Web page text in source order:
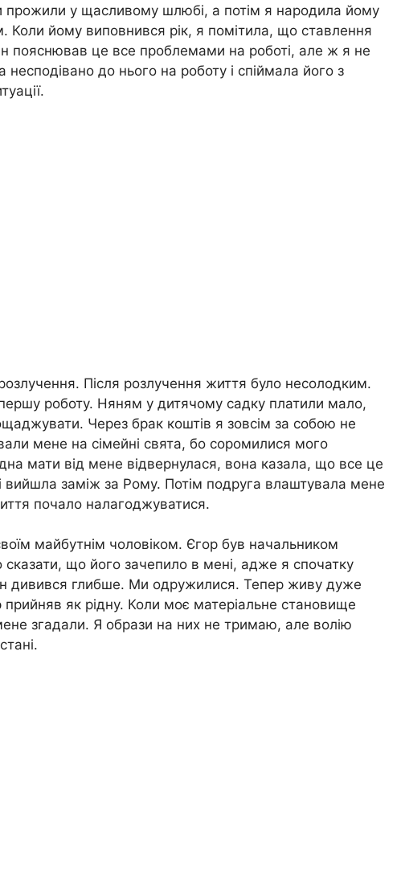
прожили у щасливому шлюбі, а потім я народила йому
Коли йому виповнився рік, я помітила, що ставлення
пояснював це все проблемами на роботі, але ж я не
до нього на роботу і спіймала його з
Після розлучення життя було несолодким.
роботу. Няням у дитячому садку платили мало,
Через брак коштів я зовсім за собою не
мене на сімейні свята, бо соромилися мого
мати від мене відвернулася, вона казала, що все це
вийшла заміж за Рому. Потім подруга влаштувала мене
почало налагоджуватися.
майбутнім чоловіком. Єгор був начальником
що його зачепило в мені, адже я спочатку
дивився глибше. Ми одружилися. Тепер живу дуже
як рідну. Коли моє матеріальне становище
згадали. Я образи на них не тримаю, але волію